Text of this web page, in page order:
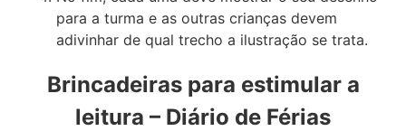
para a turma e as outras crianças devem
adivinhar de qual trecho a ilustração se trata.
Brincadeiras para estimular a
leitura – Diário de Férias